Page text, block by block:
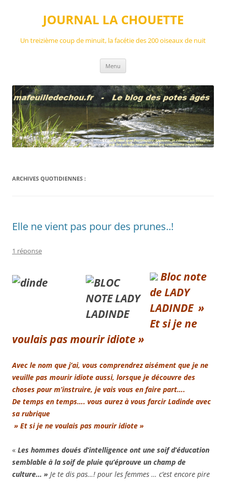
JOURNAL LA CHOUETTE
Un treizième coup de minuit, la facétie des 200 oiseaux de nuit
Menu
ARCHIVES QUOTIDIENNES :
Elle ne vient pas pour des prunes..!
1 réponse
Bloc note
de LADY
LADINDE »
Et si je ne
voulais pas mourir idiote »
Avec le nom que j’ai, vous comprendrez aisément que je ne
veuille pas mourir idiote aussi, lorsque je découvre des
choses pour m’instruire, je vais vous en faire part….
De temps en temps…. vous aurez à vous farcir Ladinde avec
sa rubrique
» Et si je ne voulais pas mourir idiote »
« Les hommes doués d’intelligence ont une soif d’éducation
semblable à la soif de pluie qu’éprouve un champ de
culture... » Je te dis pas…! pour les femmes … c’est encore pire